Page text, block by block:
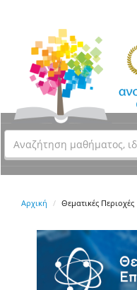
Αρχική Θεματικές Περιοχές